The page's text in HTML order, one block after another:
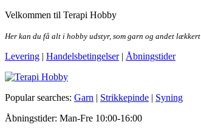
Skip
the
Velkommen til Terapi Hobby
Her kan du få alt i hobby udstyr, som garn og andet lækkert
Levering | Handelsbetingelser| Åbningstider
Terapi Hobby
Popular searches: Garn | Strikkepinde | Syning
Åbningstider: Man-Fre 10:00-16:00